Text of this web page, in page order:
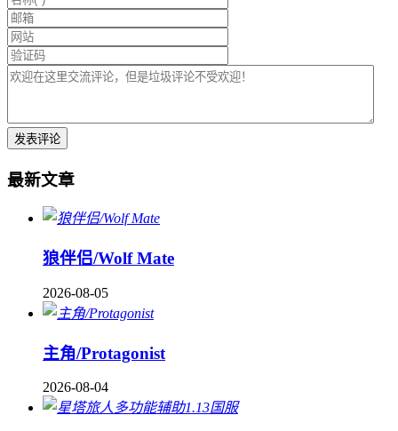
最新文章
狼伴侣/Wolf Mate
2026-08-05
主角/Protagonist
2026-08-04